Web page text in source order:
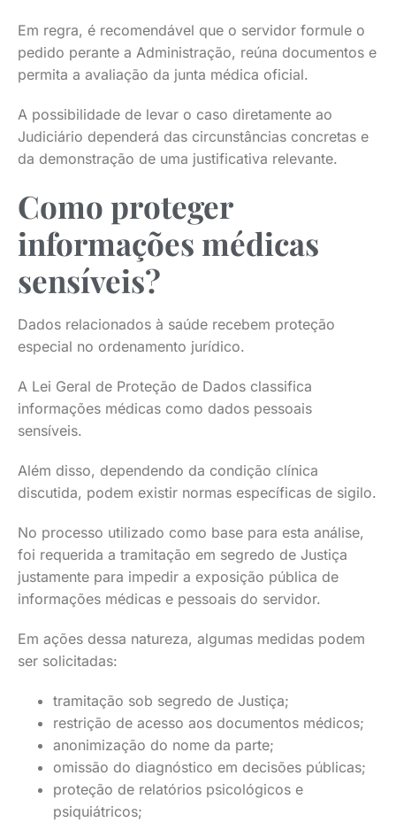
Em regra, é recomendável que o servidor formule o
pedido perante a Administração, reúna documentos e
permita a avaliação da junta médica oficial.
A possibilidade de levar o caso diretamente ao
Judiciário dependerá das circunstâncias concretas e
da demonstração de uma justificativa relevante.
Como proteger
informações médicas
sensíveis?
Dados relacionados à saúde recebem proteção
especial no ordenamento jurídico.
A Lei Geral de Proteção de Dados classifica
informações médicas como dados pessoais
sensíveis.
Além disso, dependendo da condição clínica
discutida, podem existir normas específicas de sigilo.
No processo utilizado como base para esta análise,
foi requerida a tramitação em segredo de Justiça
justamente para impedir a exposição pública de
informações médicas e pessoais do servidor.
Em ações dessa natureza, algumas medidas podem
ser solicitadas:
tramitação sob segredo de Justiça;
restrição de acesso aos documentos médicos;
anonimização do nome da parte;
omissão do diagnóstico em decisões públicas;
proteção de relatórios psicológicos e
psiquiátricos;